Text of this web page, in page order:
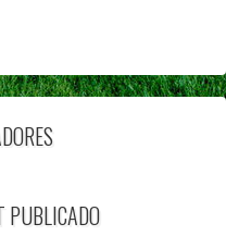
PUBLICADO